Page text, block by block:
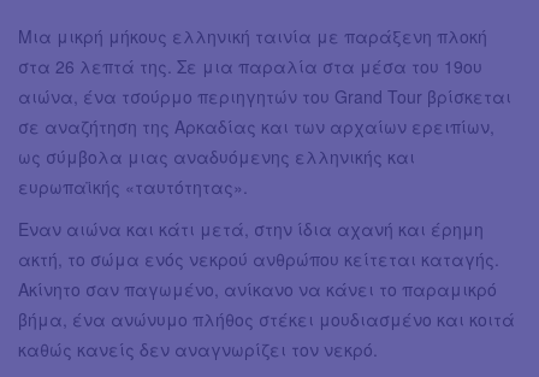
Μια μικρή μήκους ελληνική ταινία με παράξενη πλοκή
στα 26 λεπτά της. Σε μια παραλία στα μέσα του 19ου
αιώνα, ένα τσούρμο περιηγητών του Grand Tour βρίσκεται
σε αναζήτηση της Αρκαδίας και των αρχαίων ερειπίων,
ως σύμβολα μιας αναδυόμενης ελληνικής και
ευρωπαϊκής «ταυτότητας».
Εναν αιώνα και κάτι μετά, στην ίδια αχανή και έρημη
ακτή, το σώμα ενός νεκρού ανθρώπου κείτεται καταγής.
Ακίνητο σαν παγωμένο, ανίκανο να κάνει το παραμικρό
βήμα, ένα ανώνυμο πλήθος στέκει μουδιασμένο και κοιτά
καθώς κανείς δεν αναγνωρίζει τον νεκρό.